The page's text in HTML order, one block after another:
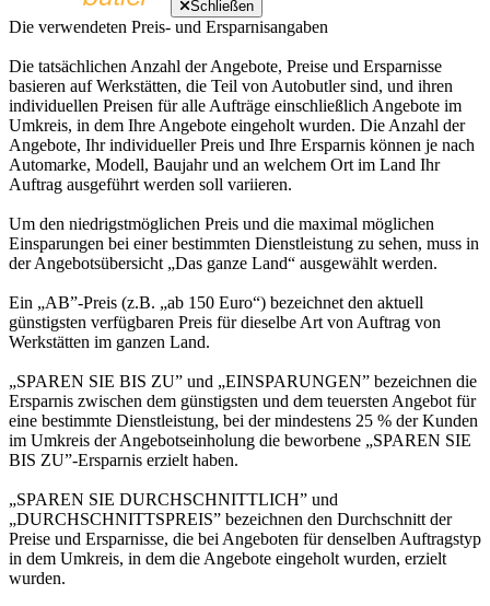
Schließen
Die verwendeten Preis- und Ersparnisangaben
Die tatsächlichen Anzahl der Angebote, Preise und Ersparnisse
basieren auf Werkstätten, die Teil von Autobutler sind, und ihren
individuellen Preisen für alle Aufträge einschließlich Angebote im
Umkreis, in dem Ihre Angebote eingeholt wurden. Die Anzahl der
Angebote, Ihr individueller Preis und Ihre Ersparnis können je nach
Automarke, Modell, Baujahr und an welchem Ort im Land Ihr
Auftrag ausgeführt werden soll variieren.
Um den niedrigstmöglichen Preis und die maximal möglichen
Einsparungen bei einer bestimmten Dienstleistung zu sehen, muss in
der Angebotsübersicht „Das ganze Land“ ausgewählt werden.
Ein „AB”-Preis (z.B. „ab 150 Euro“) bezeichnet den aktuell
günstigsten verfügbaren Preis für dieselbe Art von Auftrag von
Werkstätten im ganzen Land.
„SPAREN SIE BIS ZU” und „EINSPARUNGEN” bezeichnen die
Ersparnis zwischen dem günstigsten und dem teuersten Angebot für
eine bestimmte Dienstleistung, bei der mindestens 25 % der Kunden
im Umkreis der Angebotseinholung die beworbene „SPAREN SIE
BIS ZU”-Ersparnis erzielt haben.
„SPAREN SIE DURCHSCHNITTLICH” und
„DURCHSCHNITTSPREIS” bezeichnen den Durchschnitt der
Preise und Ersparnisse, die bei Angeboten für denselben Auftragstyp
in dem Umkreis, in dem die Angebote eingeholt wurden, erzielt
wurden.